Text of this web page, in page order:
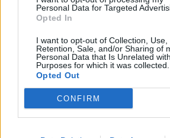
Personal Data for Targeted
Opted In
I want to opt-out of Collection, Use,
Retention, Sale, and/or Sharing of
Personal Data that Is Unrelated
Purposes for which it was collected.
Opted Out
CONFIRM